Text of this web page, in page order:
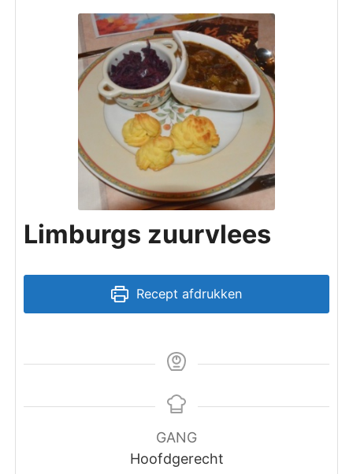
Limburgs zuurvlees
Recept afdrukken
GANG
Hoofdgerecht